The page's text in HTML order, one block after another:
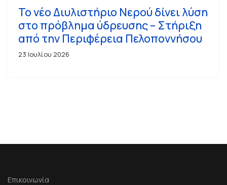
Το νέο Διυλιστήριο Νερού δίνει λύση
στο πρόβλημα ύδρευσης – Στήριξη
από την Περιφέρεια Πελοποννήσου
23 Ιουλίου 2026
Επικοινωνία